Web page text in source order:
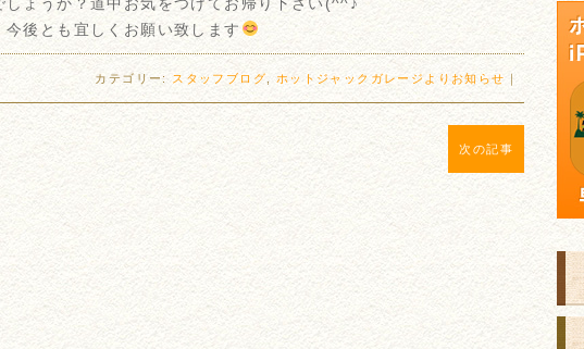
後とも宜しくお願い致します
カテゴリー: スタッフブログ ホットジャックガレージよりお知らせ ｜
次の記事